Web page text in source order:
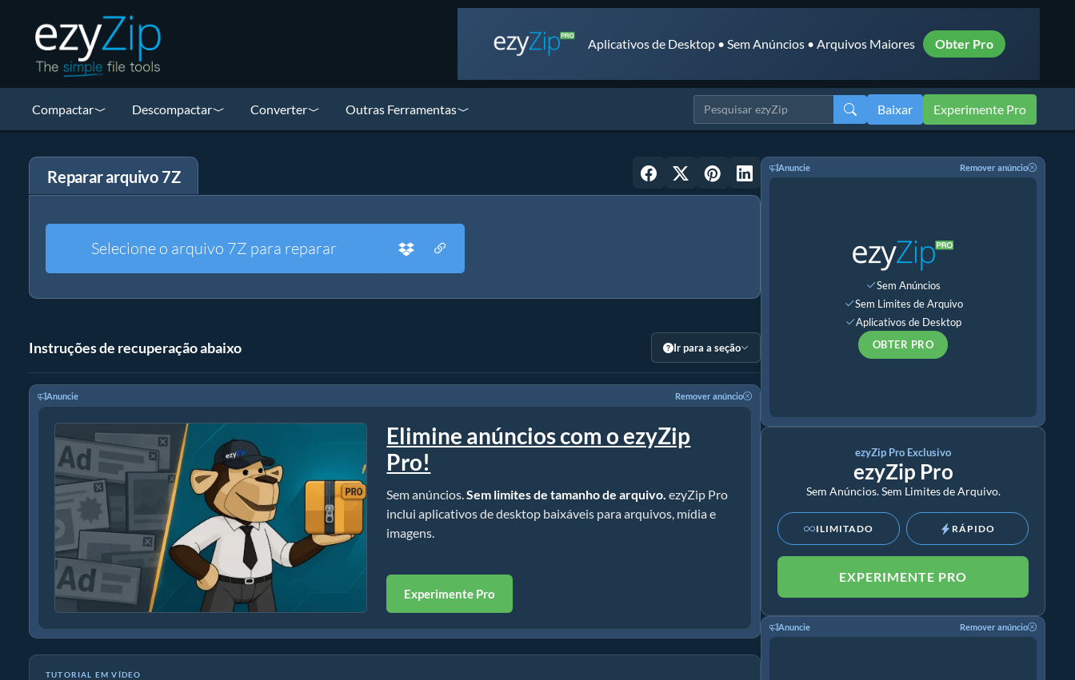
Aplicativos de Desktop • Sem Anúncios • Arquivos Maiores Obter Pro
Compactar Descompactar Converter Outras Ferramentas Baixar Experimente Pro
Reparar arquivo 7Z
Selecione o arquivo 7Z para reparar
Instruções de recuperação abaixo Ir para a seção
Anuncie Remover anúncio
Elimine anúncios com o ezyZip
Pro!
Sem anúncios.Sem limites de tamanho de arquivo. ezyZip Pro
inclui aplicativos de desktop baixáveis para arquivos, mídia e
imagens.
Experimente Pro
TUTORIAL EM VÍDEO
Anuncie Remover anúncio
Sem Anúncios
Sem Limites de Arquivo
Aplicativos de Desktop
OBTER PRO
ezyZip Pro Exclusivo
ezyZip Pro
Sem Anúncios. Sem Limites de Arquivo.
ILIMITADO RÁPIDO
EXPERIMENTE PRO
Anuncie Remover anúncio